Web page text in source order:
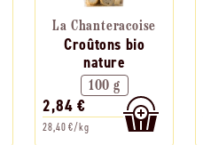
La Chanteracoise
Croûtons bio
nature
100 g
2,84 €
28,40 €/kg